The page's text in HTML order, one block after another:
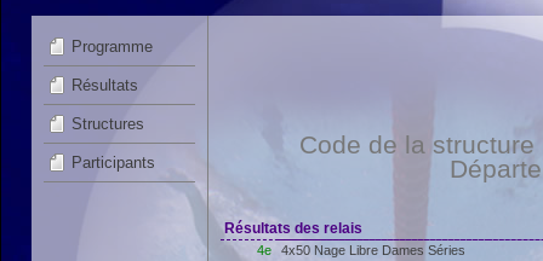
Programme
Résultats
Structures
Participants
Code de la
Résultats des relais
4e
4x50 Nage Libre Dames Séries